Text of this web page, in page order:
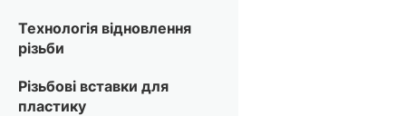
Технологія відновлення
різьби
Різьбові вставки для
пластику